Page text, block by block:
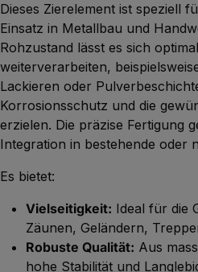
Dieses Zierelement ist speziell
Einsatz in Metallbau und
Rohzustand lässt es sich
weiterverarbeiten,
Lackieren oder
Korrosionsschutz und die
erzielen. Die präzise Fertigung
Integration in bestehende oder
Es bietet:
Vielseitigkeit: Ideal für die
Zäunen, Geländern,
Robuste Qualität: Aus
hohe Stabilität und